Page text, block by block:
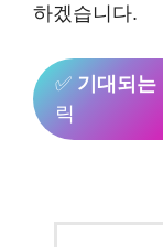
하겠습니다.
✅ 기대되는
릭